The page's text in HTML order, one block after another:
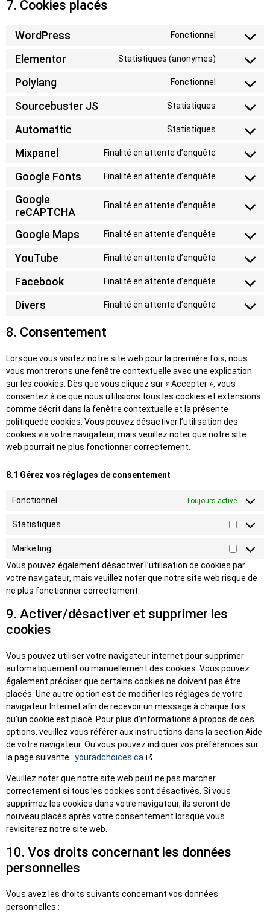
7. Cookies placés
WordPress Fonctionnel
Elementor Statistiques (anonymes)
Polylang Fonctionnel
Sourcebuster JS Statistiques
Automattic Statistiques
Mixpanel Finalité en attente d’enquête
Google Fonts Finalité en attente d’enquête
Google
reCAPTCHA
Finalité en attente d’enquête
Google Maps Finalité en attente d’enquête
YouTube Finalité en attente d’enquête
Facebook Finalité en attente d’enquête
Divers Finalité en attente d’enquête
8. Consentement
Lorsque vous visitez notre site web pour la première fois, nous
vous montrerons une fenêtre contextuelle avec une explication
sur les cookies. Dès que vous cliquez sur « Accepter », vous
consentez à ce que nous utilisions tous les cookies et extensions
comme décrit dans la fenêtre contextuelle et la présente
politiquede cookies. Vous pouvez désactiver l’utilisation des
cookies via votre navigateur, mais veuillez noter que notre site
web pourrait ne plus fonctionner correctement.
8.1 Gérez vos réglages de consentement
Fonctionnel Toujours activé
Statistiques
Marketing
Vous pouvez également désactiver l’utilisation de cookies par
votre navigateur, mais veuillez noter que notre site web risque de
ne plus fonctionner correctement.
9. Activer/désactiver et supprimer les
cookies
Vous pouvez utiliser votre navigateur internet pour supprimer
automatiquement ou manuellement des cookies. Vous pouvez
également préciser que certains cookies ne doivent pas être
placés. Une autre option est de modifier les réglages de votre
navigateur Internet afin de recevoir un message à chaque fois
qu’un cookie est placé. Pour plus d’informations à propos de ces
options, veuillez vous référer aux instructions dans la section Aide
de votre navigateur. Ou vous pouvez indiquer vos préférences sur
la page suivante : youradchoices.ca
Veuillez noter que notre site web peut ne pas marcher
correctement si tous les cookies sont désactivés. Si vous
supprimez les cookies dans votre navigateur, ils seront de
nouveau placés après votre consentement lorsque vous
revisiterez notre site web.
10. Vos droits concernant les données
personnelles
Vous avez les droits suivants concernant vos données
personnelles :